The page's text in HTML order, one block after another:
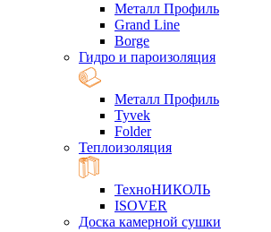
Металл Профиль
Grand Line
Borge
Гидро и пароизоляция
Металл Профиль
Tyvek
Folder
Теплоизоляция
ТехноНИКОЛЬ
ISOVER
Доска камерной сушки